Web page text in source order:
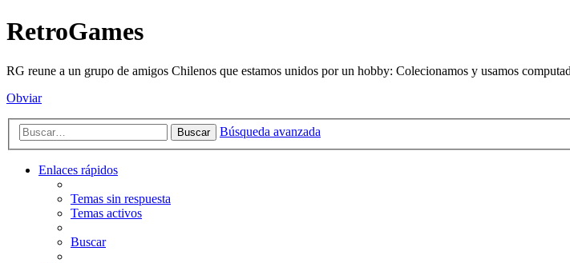
RetroGames
RG reune a un grupo de amigos Chilenos que estamos unidos por un hobby: Colecionamos y usamos
Obviar
Buscar Búsqueda avanzada
Enlaces rápidos
Temas sin respuesta
Temas activos
Buscar